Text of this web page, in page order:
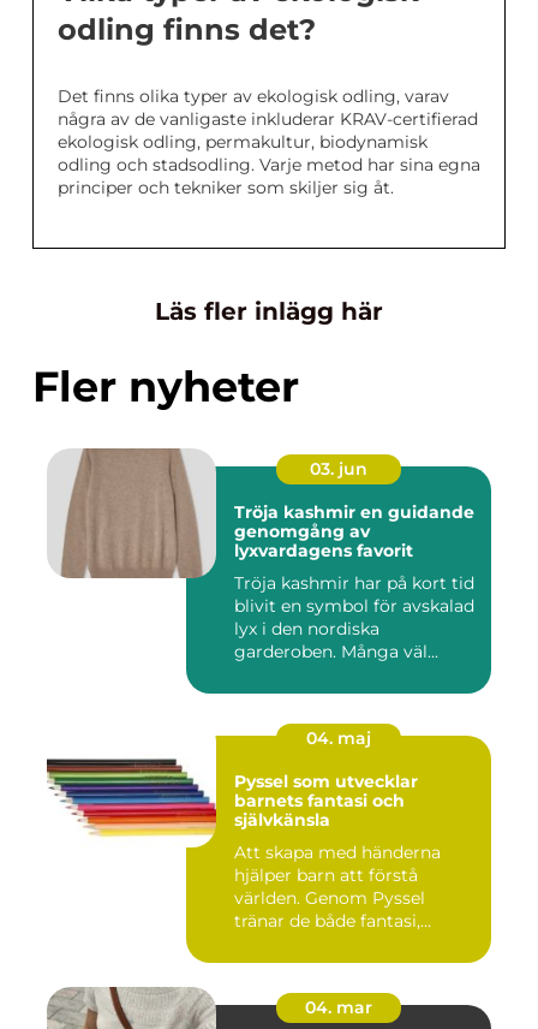
odling finns det?
Det finns olika typer av ekologisk odling, varav
några av de vanligaste inkluderar KRAV-certifierad
ekologisk odling, permakultur, biodynamisk
odling och stadsodling. Varje metod har sina egna
principer och tekniker som skiljer sig åt.
Läs fler inlägg här
Fler nyheter
03. jun
Tröja kashmir en guidande
genomgång av
lyxvardagens favorit
Tröja kashmir har på kort tid
blivit en symbol för avskalad
lyx i den nordiska
garderoben. Många väl...
04. maj
Pyssel som utvecklar
barnets fantasi och
självkänsla
Att skapa med händerna
hjälper barn att förstå
världen. Genom Pyssel
tränar de både fantasi,
04. mar